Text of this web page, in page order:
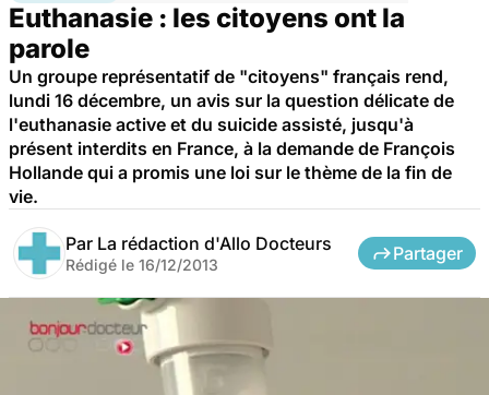
Euthanasie : les citoyens ont la
parole
Un groupe représentatif de "citoyens" français rend,
lundi 16 décembre, un avis sur la question délicate de
l'euthanasie active et du suicide assisté, jusqu'à
présent interdits en France, à la demande de François
Hollande qui a promis une loi sur le thème de la fin de
vie.
Par La rédaction d'Allo Docteurs
Rédigé le 16/12/2013
Partager